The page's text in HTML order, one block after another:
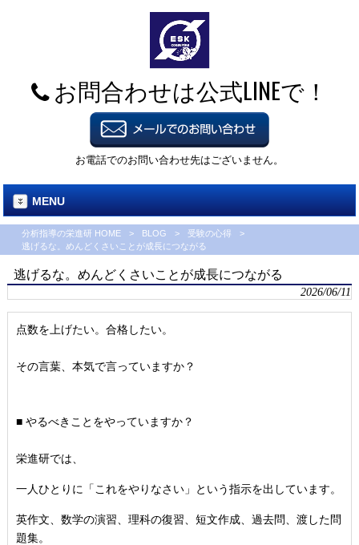
お問合わせは公式LINEで！
お電話でのお問い合わせ先はございません。
MENU
分析指導の栄進研 HOME > BLOG > 受験の心得
>
逃げるな。めんどくさいことが成長につながる
逃げるな。めんどくさいことが成長につながる
2026/06/11
点数を上げたい。合格したい。
その言葉、本気で言っていますか？
■ やるべきことをやっていますか？
栄進研では、
一人ひとりに「これをやりなさい」 という指示を出しています。
英作文、数学の演習、理科の復習、 短文作成、過去問、渡した問
題集。